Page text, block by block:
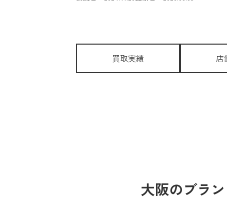
買取実績 店
大阪のブラ